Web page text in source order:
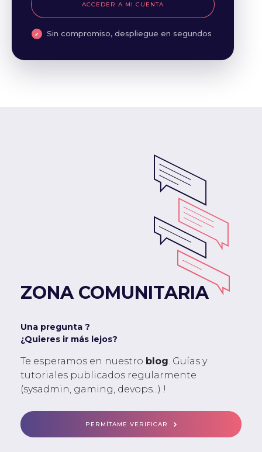
ACCEDER A MI CUENTA
Sin compromiso, despliegue en segundos
ZONA COMUNITARIA
Una pregunta ?
¿Quieres ir más lejos?
Te esperamos en nuestro blog. Guías y
tutoriales publicados regularmente
(sysadmin, gaming, devops...) !
PERMÍTAME VERIFICAR